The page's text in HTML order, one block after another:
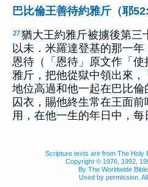
巴比倫王善待約雅斤（耶
27猶大王約雅斤被擄後第三
以未．米羅達登基的那一
恩待（「恩待」原文作「
雅斤，把他從獄中領出來，
地位高過和他一起在巴比倫
囚衣，賜他終生常在王面前
用，在他一生的年日中，每
Scripture texts are from The Holy
Copyright © 1976, 1992,
By The Worldwide
Used by permission.